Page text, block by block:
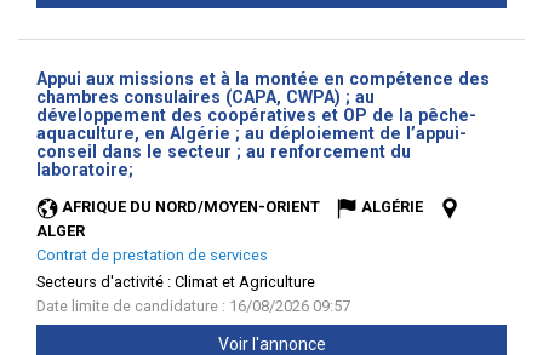
Appui aux missions et à la montée en compétence des
chambres consulaires (CAPA, CWPA) ; au
développement des coopératives et OP de la pêche-
aquaculture, en Algérie ; au déploiement de l’appui-
conseil dans le secteur ; au renforcement du
laboratoire;
AFRIQUE DU NORD/MOYEN-ORIENT
ALGÉRIE
ALGER
Contrat de prestation de services
Secteurs d'activité : Climat et Agriculture
Date limite de candidature : 16/08/2026 09:57
Voir l'annonce